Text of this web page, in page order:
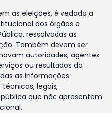
as eleições, é vedada a
dos órgãos e
ressalvadas as
Também devem ser
autoridades, agentes
ou resultados da
as informações
legais,
que não apresentem